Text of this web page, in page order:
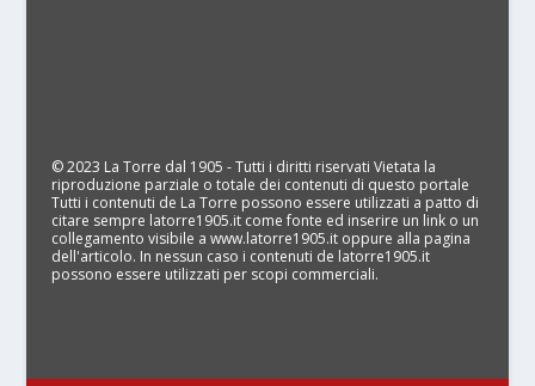
© 2023 La Torre dal 1905 - Tutti i diritti riservati Vietata la
riproduzione parziale o totale dei contenuti di questo portale
Tutti i contenuti de La Torre possono essere utilizzati a patto di
citare sempre latorre1905.it come fonte ed inserire un link o un
collegamento visibile a www.latorre1905.it oppure alla pagina
dell'articolo. In nessun caso i contenuti de latorre1905.it
possono essere utilizzati per scopi commerciali.